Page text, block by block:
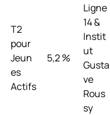
T2
pour
Jeun
es
Actifs
5,2 %
Ligne
14 &
Instit
ut
Gusta
ve
Rous
sy